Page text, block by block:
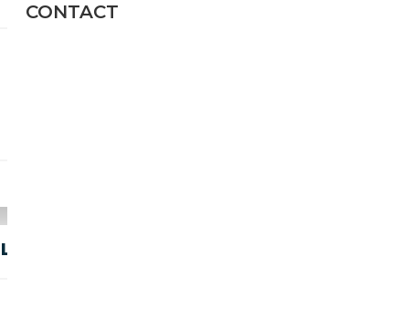
- SERVICE HISTORY - ASI
CONTACT